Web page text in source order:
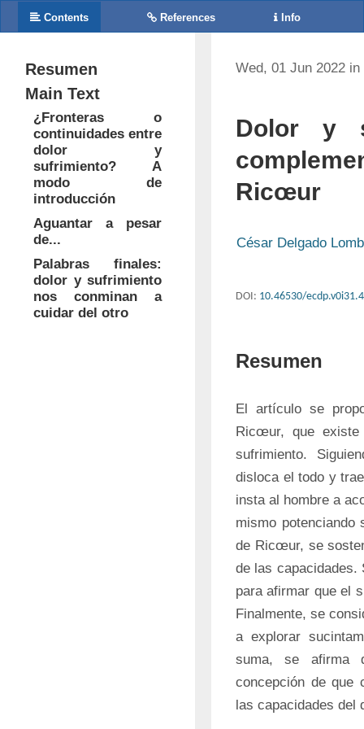
Wed, 01 Jun 2022 in
Dolor y
Ricœur
César Delgado
DOI: 10.46530/
Resumen
El artículo se
Ricœur, que
sufrimiento.
disloca el todo y
insta al hombre a
mismo
de Ricœur, se
de las capacidades.
para afirmar que el
Finalmente, se
a explorar
suma, se afirma
concepción de que
las capacidades del
Resumen
Main Text
¿Fronteras o
continuidades entre
dolor y
sufrimiento? A
modo de
introducción
Aguantar a pesar
de...
Palabras finales:
dolor y sufrimiento
nos conminan a
cuidar del otro
Contents References Info